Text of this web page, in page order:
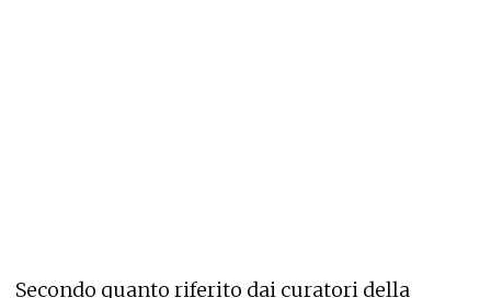
Secondo quanto riferito dai curatori della